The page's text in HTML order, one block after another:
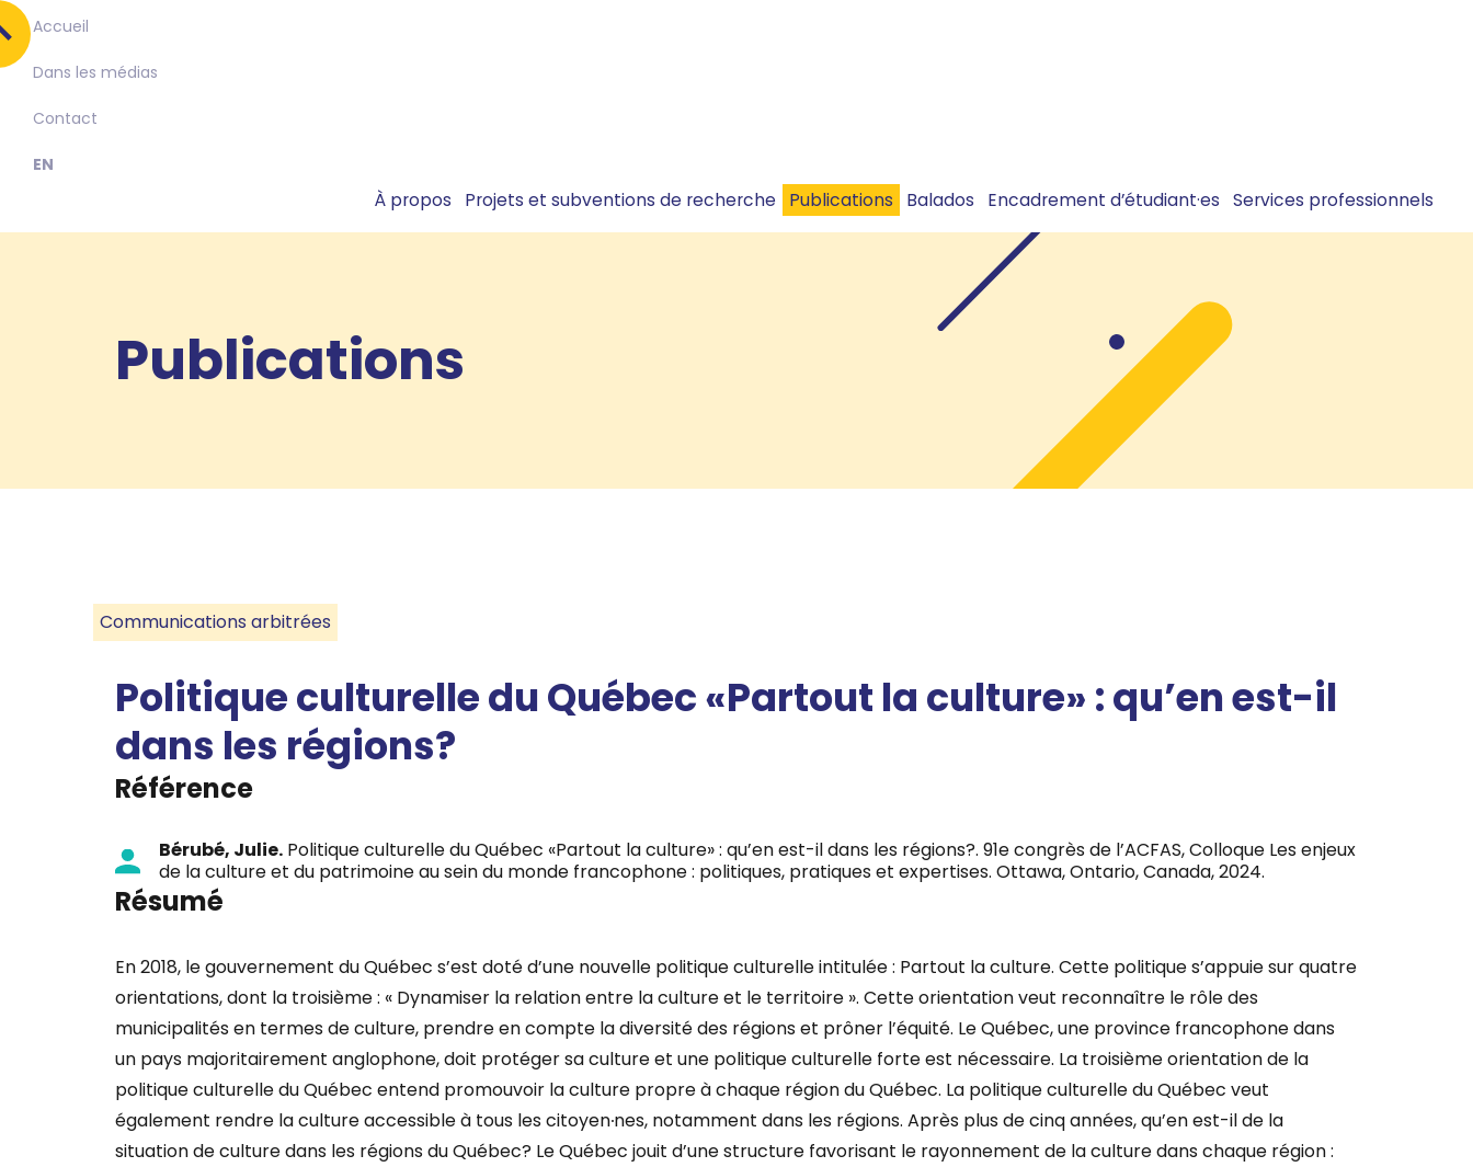
Accueil
Dans les médias
Contact
EN
À propos Projets et subventions de recherche Publications Balados Encadrement d’étudiant·es Services professionnels
Publications
Communications arbitrées
Politique culturelle du Québec «Partout la culture» : qu’en est-il
dans les régions?
Référence
Bérubé, Julie. Politique culturelle du Québec «Partout laculture»: qu’en est-il dans les régions?. 91e congrès de l’ACFAS, Colloque Les enjeux
de la culture et du patrimoine au sein du monde francophone : politiques, pratiques et expertises. Ottawa, Ontario, Canada, 2024.
Résumé
En 2018, le gouvernement du Québec s’est doté d’une nouvelle politique culturelle intitulée : Partout la culture. Cette politique s’appuie sur quatre
orientations, dont la troisième : « Dynamiser la relation entre la culture et le territoire ». Cette orientation veut reconnaître le rôle des
municipalités en termes de culture, prendre en compte la diversité des régions et prôner l’équité. Le Québec, une province francophone dans
un pays majoritairement anglophone, doit protéger sa culture et une politique culturelle forte est nécessaire. La troisième orientation de la
politique culturelle du Québec entend promouvoir la culture propre à chaque région du Québec. La politique culturelle du Québec veut
également rendre la culture accessible à tous lescitoyen∙nes, notamment dans les régions. Après plus de cinq années, qu’en est-il de la
situation de culture dans les régions duQuébec? Le Québec jouit d’une structure favorisant le rayonnement de la culture dans chaque région :